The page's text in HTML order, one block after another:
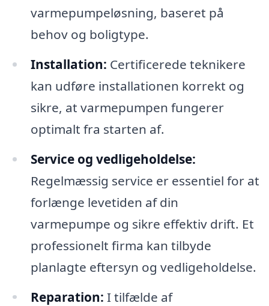
varmepumpeløsning, baseret på
behov og boligtype.
Installation: Certificerede teknikere
kan udføre installationen korrekt og
sikre, at varmepumpen fungerer
optimalt fra starten af.
Service og vedligeholdelse:
Regelmæssig service er essentiel for at
forlænge levetiden af din
varmepumpe og sikre effektiv drift. Et
professionelt firma kan tilbyde
planlagte eftersyn og vedligeholdelse.
Reparation: I tilfælde af